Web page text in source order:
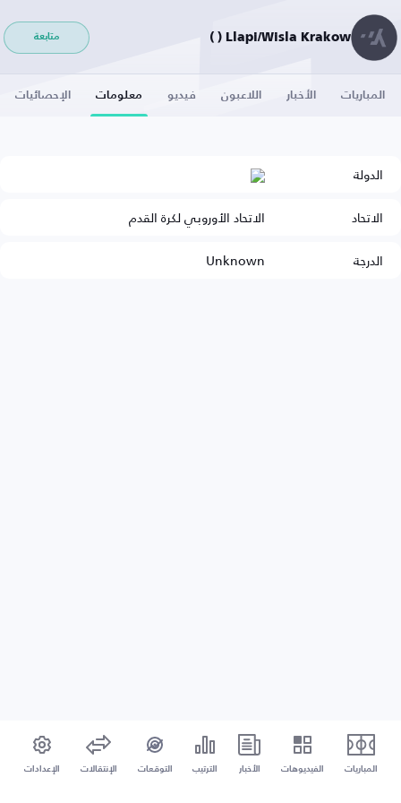
Llapi/Wisla Krakow ( ) متابعة
المباريات الأخبار اللاعبون فيديو معلومات الإحصائيات
الدولة
الاتحاد
الاتحاد الأوروبي لكرة القدم
الدرجة
Unknown
المباريات الفيديوهات الأخبار الترتيب التوقعات الإنتقالات الإعدادات